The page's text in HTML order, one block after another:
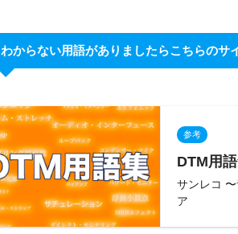
わからない用語がありましたらこちらのサ
参考
DTM用
サンレコ
ア